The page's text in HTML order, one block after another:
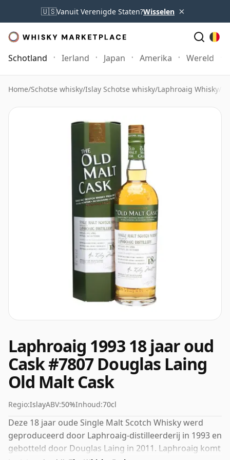
🇺🇸Vanuit Verenigde Staten?Wisselen ×
Schotland Ierland Japan Amerika Wereld
Home/Schotse whisky/Islay Schotse whisky/Laphroaig Whisky/
Laphroaig 1993 18 jaar oud
Cask #7807 Douglas Laing
Old Malt Cask
Regio:IslayABV:50%Inhoud:70cl
Deze 18 jaar oude Single Malt Scotch Whisky werd
geproduceerd door Laphroaig-distilleerderij in 1993 en
gebotteld door Douglas Laing in 2011. Laphroaig komt